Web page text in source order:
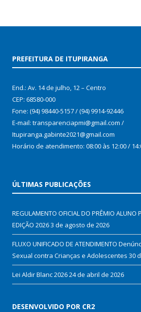
PREFEITURA DE ITUPIRANGA
End.: Av. 14 de julho, 12 – Centro
CEP: 68580-000
Fone: (94) 98440-5157 / (94) 9914-92446
E-mail: transparenciapmi@gmail.com /
Itupiranga.gabinte2021@gmail.com
Horário de atendimento: 08:00 às 12:00 /
ÚLTIMAS PUBLICAÇÕES
REGULAMENTO OFICIAL DO PRÊMIO ALUNO
EDIÇÃO 20263 de agosto de 2026
FLUXO UNIFICADO DE ATENDIMENTO
Sexual contra Crianças e Adolescentes 30
Lei Aldir Blanc 202624 de abril de 2026
DESENVOLVIDO POR CR2